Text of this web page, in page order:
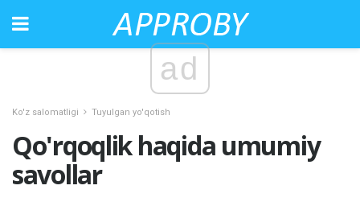
ad
Ko'z salomatligi Tuyulgan yo'qotish
Qo'rqoqlik haqida umumiy
savollar